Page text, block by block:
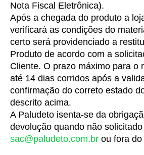
Nota Fiscal Eletrônica).
Após a chegada do produto a
verificará as condições do
certo será providenciado a
Produto de acordo com a
Cliente. O prazo máximo para o
até 14 dias corridos após a
confirmação do correto estado
descrito acima.
A Paludeto isenta-se da
sac@paludeto.com.br ou fora do